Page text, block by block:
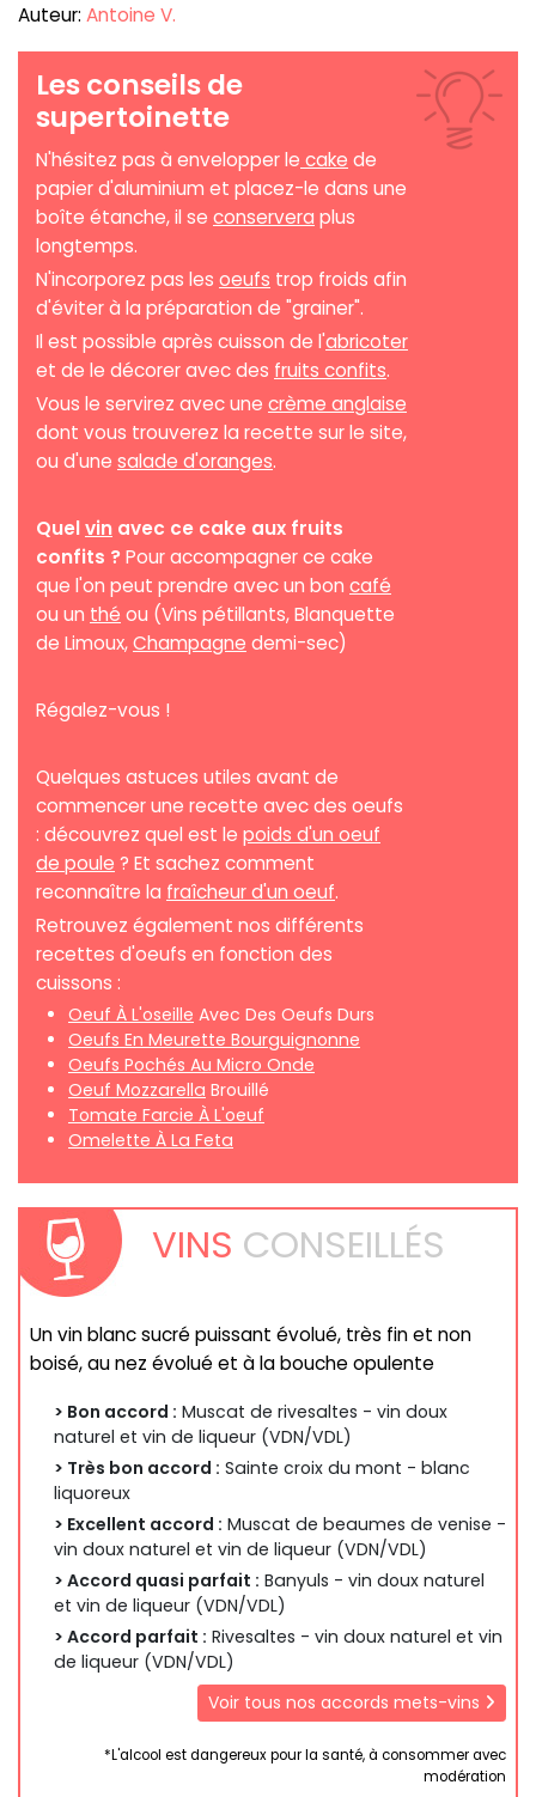
Auteur: Antoine V.
Les conseils de
supertoinette
N'hésitez pas à envelopper le cake de
papier d'aluminium et placez-le dans une
boîte étanche, il se conservera plus
longtemps.
N'incorporez pas les oeufs trop froids afin
d'éviter à la préparation de "grainer".
Il est possible après cuisson de l'abricoter
et de le décorer avec des fruits confits.
Vous le servirez avec une crème anglaise
dont vous trouverez la recette sur le site,
ou d'une salade d'oranges.
Quelvin avec ce cake aux fruits
confits ? Pour accompagner ce cake
que l'on peut prendre avec un bon café
ou un thé ou (Vins pétillants, Blanquette
de Limoux,Champagne demi-sec)
Régalez-vous !
Quelques astuces utiles avant de
commencer une recette avec des oeufs
: découvrez quel est le poids d'un oeuf
de poule ? Et sachez comment
reconnaître la fraîcheur d'un oeuf.
Retrouvez également nos différents
recettes d'oeufs en fonction des
cuissons :
Oeuf À L'oseille Avec Des Oeufs Durs
Oeufs En Meurette Bourguignonne
Oeufs Pochés Au Micro Onde
Oeuf Mozzarella Brouillé
Tomate Farcie À L'oeuf
Omelette À La Feta
VINS CONSEILLÉS
Un vin blanc sucré puissant évolué, très fin et non
boisé, au nez évolué et à la bouche opulente
> Bon accord : Muscat de rivesaltes - vin doux
naturel et vin de liqueur (VDN/VDL)
> Très bon accord : Sainte croix du mont - blanc
liquoreux
> Excellent accord : Muscat de beaumes de venise -
vin doux naturel et vin de liqueur (VDN/VDL)
> Accord quasi parfait : Banyuls - vin doux naturel
et vin de liqueur (VDN/VDL)
> Accord parfait : Rivesaltes - vin doux naturel et vin
de liqueur (VDN/VDL)
Voir tous nos accords mets-vins
*L'alcool est dangereux pour la santé, à consommer avec
modération